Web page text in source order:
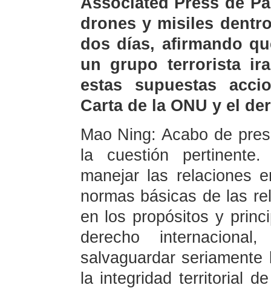
drones y misiles
dos días, afirmando
un grupo terrorista
estas supuestas
Carta de la ONU y el
Mao Ning: Acabo de
la cuestión
manejar las relaciones
normas básicas de las
en los propósitos y
derecho
salvaguardar
la integridad territorial